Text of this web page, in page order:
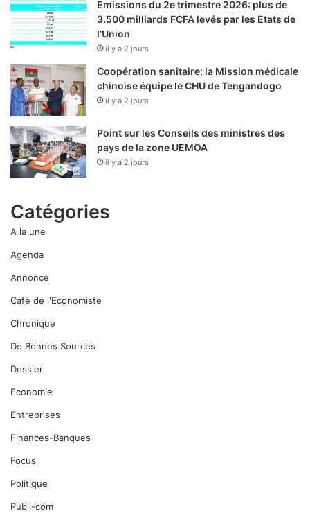
Emissions du 2e trimestre 2026: plus de
3.500 milliards FCFA levés par les Etats de
l’Union
il y a 2 jours
Coopération sanitaire: la Mission médicale
chinoise équipe le CHU de Tengandogo
il y a 2 jours
Point sur les Conseils des ministres des
pays de la zone UEMOA
il y a 2 jours
Catégories
A la une
Agenda
Annonce
Café de l'Economiste
Chronique
De Bonnes Sources
Dossier
Economie
Entreprises
Finances-Banques
Focus
Politique
Publi-com